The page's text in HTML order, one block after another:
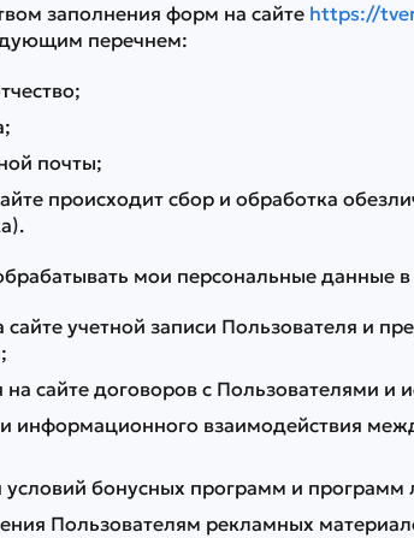
заполнения форм на сайте https://
перечнем:
почты;
происходит сбор и обработка
мои персональные данные
сайте учетной записи Пользователя и
сайте договоров с Пользователями и
информационного взаимодействия
бонусных программ и программ
Пользователям рекламных